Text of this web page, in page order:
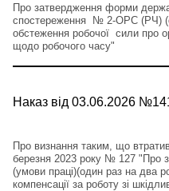
Про затвердження форми
спостереження № 2-ОРС (РЧ)
обстеження робочої сили про
щодо робочого часу"
Наказ від 03.06.2026
Про визнання таким, що
березня 2023 року № 127
(умови праці)(один раз на два
компенсації за роботу зі